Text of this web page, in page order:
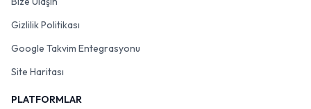
Gizlilik Politikası
Google Takvim Entegrasyonu
Site Haritası
PLATFORMLAR